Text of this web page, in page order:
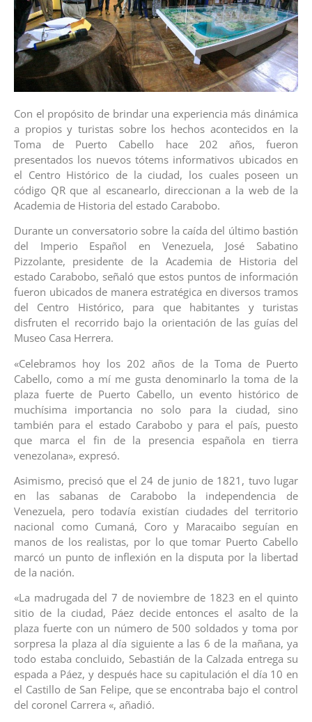
Con el propósito de brindar una experiencia más dinámica
a propios y turistas sobre los hechos acontecidos en la
Toma de Puerto Cabello hace 202 años, fueron
presentados los nuevos tótems informativos ubicados en
el Centro Histórico de la ciudad, los cuales poseen un
código QR que al escanearlo, direccionan a la web de la
Academia de Historia del estado Carabobo.
Durante un conversatorio sobre la caída del último bastión
del Imperio Español en Venezuela, José Sabatino
Pizzolante, presidente de la Academia de Historia del
estado Carabobo, señaló que estos puntos de información
fueron ubicados de manera estratégica en diversos tramos
del Centro Histórico, para que habitantes y turistas
disfruten el recorrido bajo la orientación de las guías del
Museo Casa Herrera.
«Celebramos hoy los 202 años de la Toma de Puerto
Cabello, como a mí me gusta denominarlo la toma de la
plaza fuerte de Puerto Cabello, un evento histórico de
muchísima importancia no solo para la ciudad, sino
también para el estado Carabobo y para el país, puesto
que marca el fin de la presencia española en tierra
venezolana», expresó.
Asimismo, precisó que el 24 de junio de 1821, tuvo lugar
en las sabanas de Carabobo la independencia de
Venezuela, pero todavía existían ciudades del territorio
nacional como Cumaná, Coro y Maracaibo seguían en
manos de los realistas, por lo que tomar Puerto Cabello
marcó un punto de inflexión en la disputa por la libertad
de la nación.
«La madrugada del 7 de noviembre de 1823 en el quinto
sitio de la ciudad, Páez decide entonces el asalto de la
plaza fuerte con un número de 500 soldados y toma por
sorpresa la plaza al día siguiente a las 6 de la mañana, ya
todo estaba concluido, Sebastián de la Calzada entrega su
espada a Páez, y después hace su capitulación el día 10 en
el Castillo de San Felipe, que se encontraba bajo el control
del coronel Carrera «, añadió.